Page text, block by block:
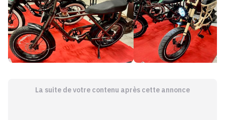
La suite de votre contenu après cette annonce